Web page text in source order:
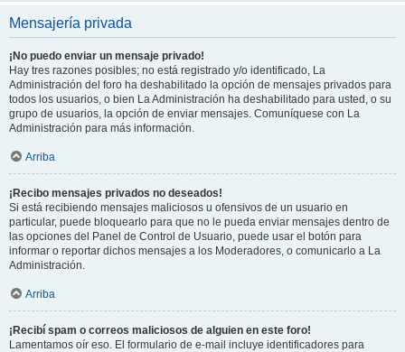
Mensajería privada
¡No puedo enviar un mensaje privado!
Hay tres razones posibles; no está registrado y/o identificado, La
Administración del foro ha deshabilitado la opción de mensajes privados para
todos los usuarios, o bien La Administración ha deshabilitado para usted, o su
grupo de usuarios, la opción de enviar mensajes. Comuníquese con La
Administración para más información.
Arriba
¡Recibo mensajes privados no deseados!
Si está recibiendo mensajes maliciosos u ofensivos de un usuario en
particular, puede bloquearlo para que no le pueda enviar mensajes dentro de
las opciones del Panel de Control de Usuario, puede usar el botón para
informar o reportar dichos mensajes a los Moderadores, o comunicarlo a La
Administración.
Arriba
¡Recibí spam o correos maliciosos de alguien en este foro!
Lamentamos oír eso. El formulario de e-mail incluye identificadores para